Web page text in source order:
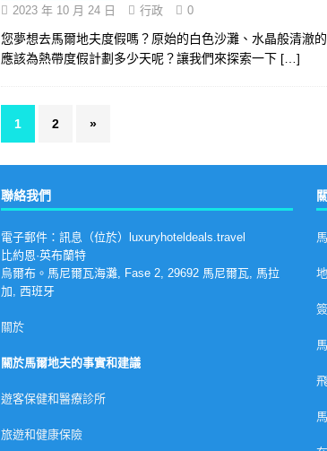
2023 年 10 月 24 日 行政 0
您夢想去馬爾地夫度假嗎？原始的白色沙灘、水晶般清澈
應該為熱帶度假計劃多少天呢？讓我們來探索一下 […]
1 2 »
聯絡我們
電子郵件：訊息（位於）luxuryhoteldeals.travel
比約恩·英布蘭特
烏爾布。馬尼爾瓦海灘, Fase 2, 29692 馬尼爾瓦, 馬拉
加, 西班牙
關於
關於馬爾地夫的事實和建議
遊客保健和醫療診所
旅遊和健康保險